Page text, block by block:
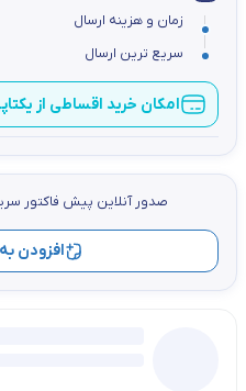
زمان و هزینه ارسال
سریع ترین ارسال
امکان خرید اقساطی از
صدور آنلاین پيش فاكتور
افزودن